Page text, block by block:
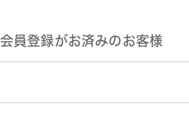
会員登録がお済みのお客様